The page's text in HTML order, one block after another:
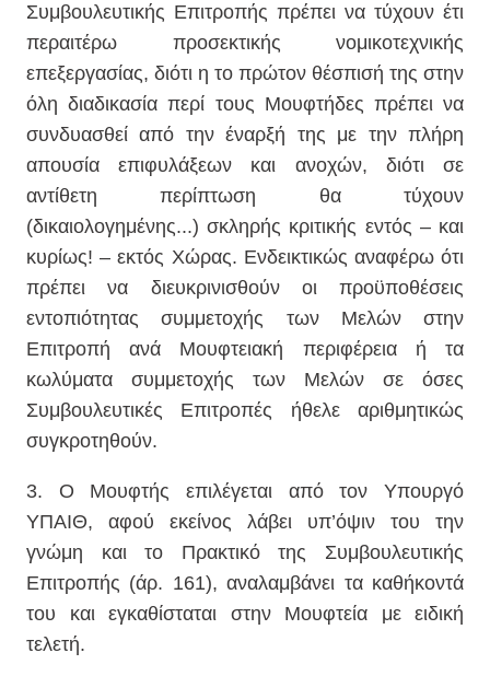
Συμβουλευτικής Επιτροπής πρέπει να τύχουν έτι
περαιτέρω προσεκτικής νομικοτεχνικής
επεξεργασίας, διότι η το πρώτον θέσπισή της στην
όλη διαδικασία περί τους Μουφτήδες πρέπει να
συνδυασθεί από την έναρξή της με την πλήρη
απουσία επιφυλάξεων και ανοχών, διότι σε
αντίθετη περίπτωση θα τύχουν
(δικαιολογημένης...) σκληρής κριτικής εντός – και
κυρίως! – εκτός Χώρας. Ενδεικτικώς αναφέρω ότι
πρέπει να διευκρινισθούν οι προϋποθέσεις
εντοπιότητας συμμετοχής των Μελών στην
Επιτροπή ανά Μουφτειακή περιφέρεια ή τα
κωλύματα συμμετοχής των Μελών σε όσες
Συμβουλευτικές Επιτροπές ήθελε αριθμητικώς
συγκροτηθούν.
3. Ο Μουφτής επιλέγεται από τον Υπουργό
ΥΠΑΙΘ, αφού εκείνος λάβει υπ’όψιν του την
γνώμη και το Πρακτικό της Συμβουλευτικής
Επιτροπής (άρ. 161), αναλαμβάνει τα καθήκοντά
του και εγκαθίσταται στην Μουφτεία με ειδική
τελετή.